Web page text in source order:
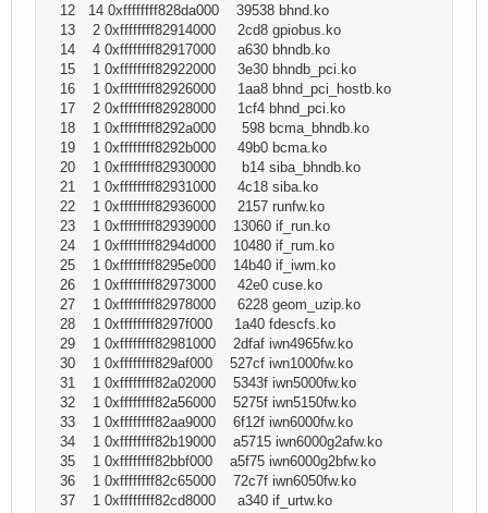
12 14 0xffffffff828da000 39538 bhnd.ko
13 2 0xffffffff82914000 2cd8 gpiobus.ko
14 4 0xffffffff82917000 a630 bhndb.ko
15 1 0xffffffff82922000 3e30 bhndb_pci.ko
16 1 0xffffffff82926000 1aa8 bhnd_pci_hostb.ko
17 2 0xffffffff82928000 1cf4 bhnd_pci.ko
18 1 0xffffffff8292a000 598 bcma_bhndb.ko
19 1 0xffffffff8292b000 49b0 bcma.ko
20 1 0xffffffff82930000 b14 siba_bhndb.ko
21 1 0xffffffff82931000 4c18 siba.ko
22 1 0xffffffff82936000 2157 runfw.ko
23 1 0xffffffff82939000 13060 if_run.ko
24 1 0xffffffff8294d000 10480 if_rum.ko
25 1 0xffffffff8295e000 14b40 if_iwm.ko
26 1 0xffffffff82973000 42e0 cuse.ko
27 1 0xffffffff82978000 6228 geom_uzip.ko
28 1 0xffffffff8297f000 1a40 fdescfs.ko
29 1 0xffffffff82981000 2dfaf iwn4965fw.ko
30 1 0xffffffff829af000 527cf iwn1000fw.ko
31 1 0xffffffff82a02000 5343f iwn5000fw.ko
32 1 0xffffffff82a56000 5275f iwn5150fw.ko
33 1 0xffffffff82aa9000 6f12f iwn6000fw.ko
34 1 0xffffffff82b19000 a5715 iwn6000g2afw.ko
35 1 0xffffffff82bbf000 a5f75 iwn6000g2bfw.ko
36 1 0xffffffff82c65000 72c7f iwn6050fw.ko
37 1 0xffffffff82cd8000 a340 if_urtw.ko